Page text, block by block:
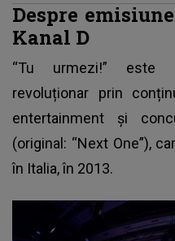
Despre
Kanal D
“Tu urmezi!” este
revoluționar prin
entertainment şi
(original: “Next One”),
în Italia, în 2013.